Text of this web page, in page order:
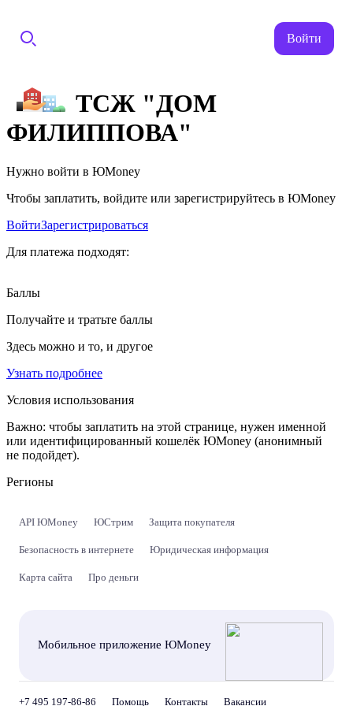
Войти
ТСЖ "ДОМ
ФИЛИППОВА"
Нужно войти в ЮMoney
Чтобы заплатить, войдите или зарегистрируйтесь в ЮMoney
ВойтиЗарегистрироваться
Для платежа подходят:
Баллы
Получайте и тратьте баллы
Здесь можно и то, и другое
Узнать подробнее
Условия использования
Важно: чтобы заплатить на этой странице, нужен именной
или идентифицированный кошелёк ЮMoney (анонимный
не подойдет).
Регионы
API ЮMoney ЮСтрим Защита покупателя
Безопасность в интернете Юридическая информация
Карта сайта Про деньги
Мобильное приложение ЮMoney
+7 495 197-86-86 Помощь Контакты Вакансии